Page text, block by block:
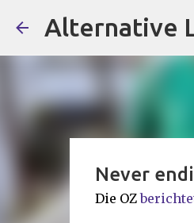
Alternative
Never
Die OZ